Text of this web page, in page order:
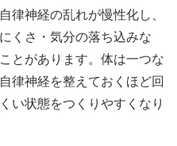
律神経の乱れが慢性化し、
くさ・気分の落ち込みな
とがあります。体は一つな
律神経を整えておくほど回
い状態をつくりやすくなり